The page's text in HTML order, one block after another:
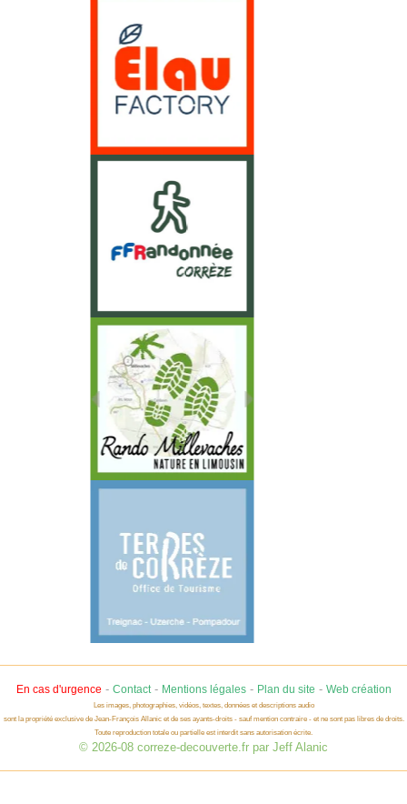
En cas d'urgence - Contact- Mentions légales- Plan du site - Web création
Les images, photographies, vidéos, textes, données et descriptions audio
sont la propriété exclusive de Jean-François Allanic et de ses ayants-droits - sauf mention contraire - et ne sont pas libres de droits.
Toute reproduction totale ou partielle est interdit sans autorisation écrite.
© 2026-08 correze-decouverte.fr par Jeff Alanic